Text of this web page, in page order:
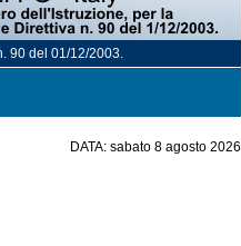
90 del 01/12/2003.
DATA: sabato 8 agosto 2026